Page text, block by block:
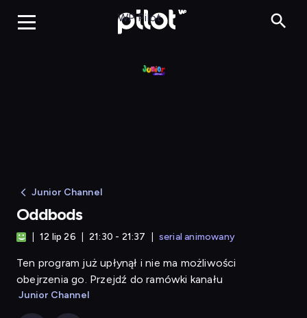
Oddbods
WP Pilot
Junior Channel
Oddbods
12 lip 26 21:30 - 21:37 serial animowany
Ten program już upłynął i nie ma możliwości
obejrzenia go. Przejdź do ramówki kanału
Junior Channel